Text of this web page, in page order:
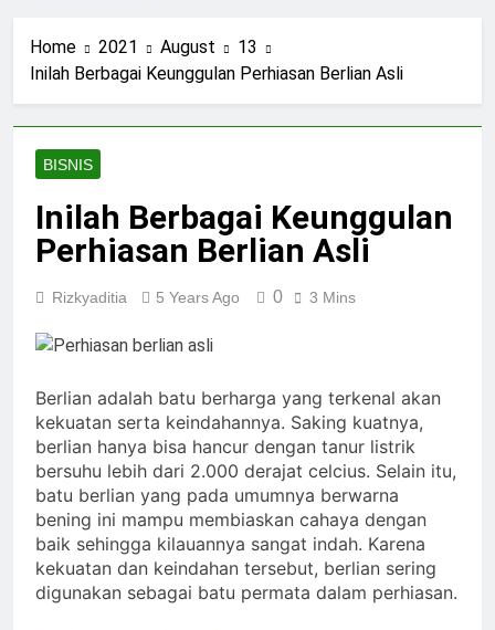
Home 2021 August
13
Inilah Berbagai Keunggulan Perhiasan Berlian Asli
BISNIS
Inilah Berbagai Keunggulan
Perhiasan Berlian Asli
Rizkyaditia 5 Years Ago 0 3 Mins
Berlian adalah batu berharga yang terkenal akan
kekuatan serta keindahannya. Saking kuatnya,
berlian hanya bisa hancur dengan tanur listrik
bersuhu lebih dari 2.000 derajat celcius. Selain itu,
batu berlian yang pada umumnya berwarna
bening ini mampu membiaskan cahaya dengan
baik sehingga kilauannya sangat indah. Karena
kekuatan dan keindahan tersebut, berlian sering
digunakan sebagai batu permata dalam perhiasan.